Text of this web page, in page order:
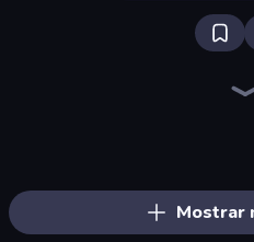
Mostrar